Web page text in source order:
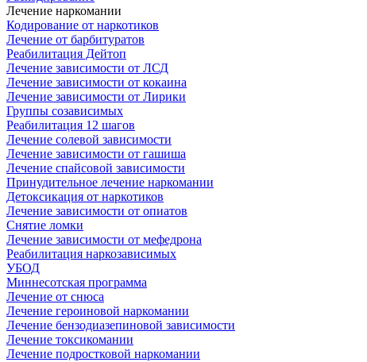
Лечение наркомании
Кодирование от наркотиков
Лечение от барбитуратов
Реабилитация Дейтоп
Лечение зависимости от ЛСД
Лечение зависимости от кокаина
Лечение зависимости от Лирики
Группы созависимых
Реабилитация 12 шагов
Лечение солевой зависимости
Лечение зависимости от гашиша
Лечение спайсовой зависимости
Принудительное лечение наркомании
Детоксикация от наркотиков
Лечение зависимости от опиатов
Снятие ломки
Лечение зависимости от мефедрона
Реабилитация наркозависимых
УБОД
Миннесотская программа
Лечение от снюса
Лечение героиновой наркомании
Лечение бензодиазепиновой зависимости
Лечение токсикомании
Лечение подростковой наркомании